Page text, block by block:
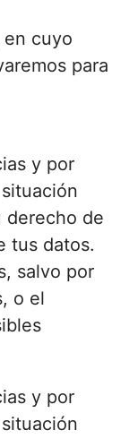
en cuyo
para
y por
derecho de
tus datos.
salvo por
o el
y por